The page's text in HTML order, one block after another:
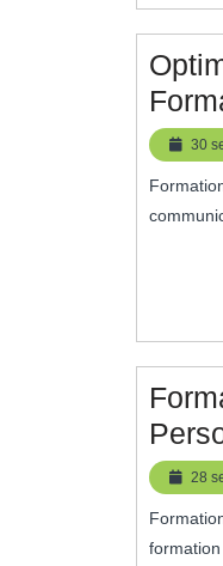
30
Formation en ligne en Communication Formation en ligne en Communication : Développez vos compétences de
28
Formation Bien-Être En Ligne Formation Bien-Être En Ligne : Prenez Soin de Vous, Où Que Vous Soyez La